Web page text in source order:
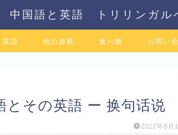
中国語と英語 トリリンガル
英語 他の資格 食べ物 お問い
その英語 ー 换句话说
2022年8月